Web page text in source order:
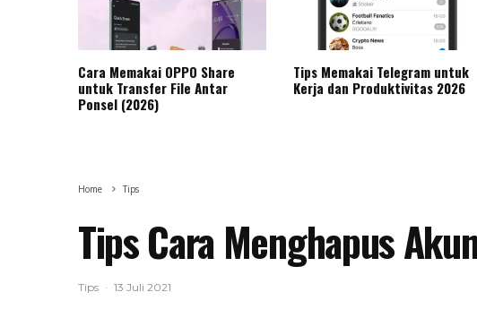
Cara Memakai OPPO Share
untuk Transfer File Antar
Ponsel (2026)
Tips Memakai Telegram untuk
Kerja dan Produktivitas 2026
Home Tips
Tips Cara Menghapus
Tips · 13 Juli 2021